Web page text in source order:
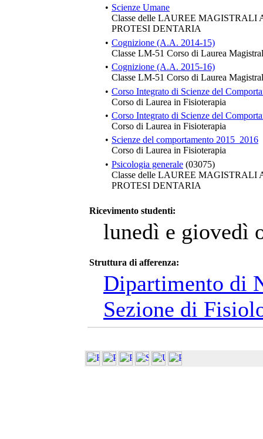
• Scienze Umane
Classe delle LAUREE
PROTESI DENTARIA
• Cognizione (A.A. 2014-15)
Classe LM-51 Corso di Laurea
• Cognizione (A.A. 2015-16)
Classe LM-51 Corso di Laurea
• Corso Integrato di Scienze del
Corso di Laurea in Fisioterapia
• Corso Integrato di Scienze del
Corso di Laurea in Fisioterapia
• Scienze del comportamento 2015_2016
Corso di Laurea in Fisioterapia
• Psicologia generale (03075)
Classe delle LAUREE
PROTESI DENTARIA
Ricevimento studenti:
lunedì e giovedì
Struttura di afferenza:
Dipartimento di
Sezione di